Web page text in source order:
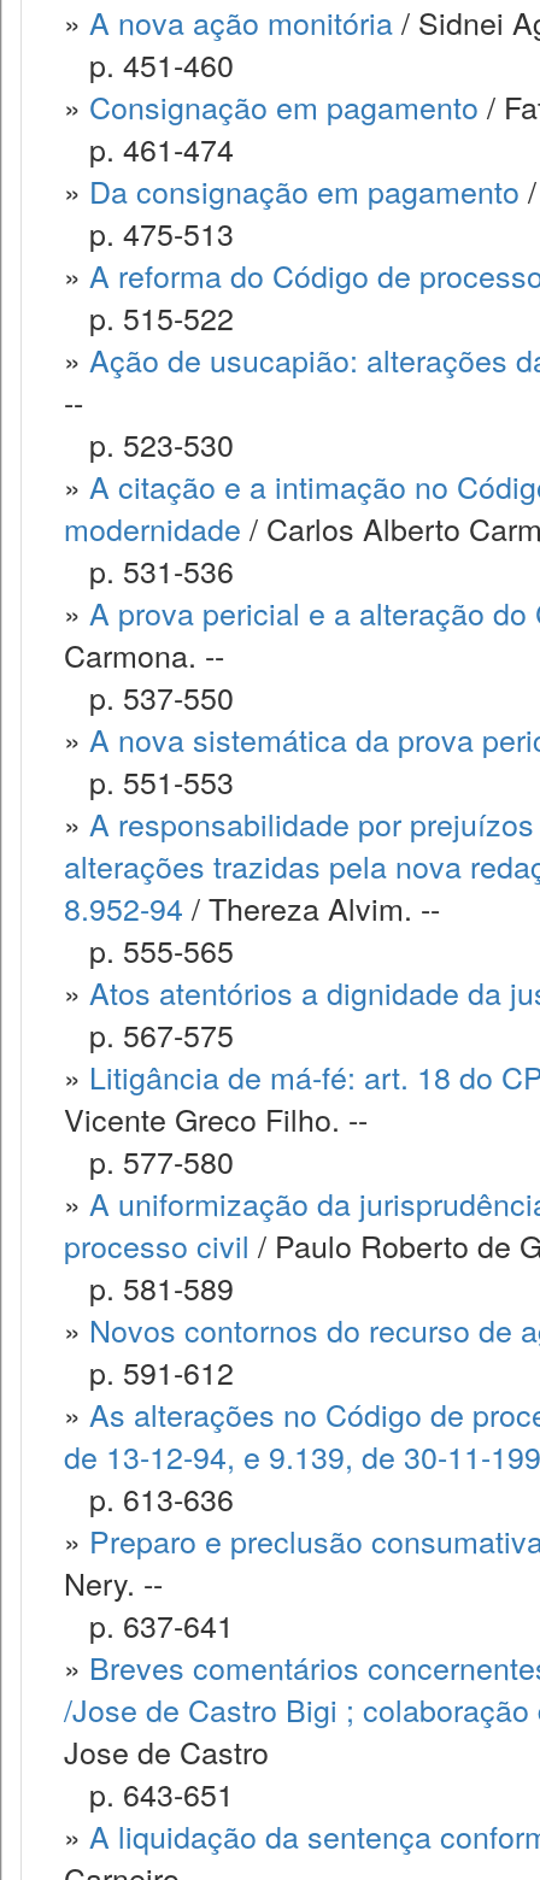
» A nova ação monitória/ Sidnei
p. 451-460
» Consignação em pagamento /
p. 461-474
» Da consignação em pagamento
p. 475-513
» A reforma do Código de
p. 515-522
» Ação de usucapião: alterações
--
p. 523-530
» A citação e a intimação no
modernidade / Carlos Alberto
p. 531-536
» A prova pericial e a alteração
Carmona. --
p. 537-550
» A nova sistemática da prova
p. 551-553
» A responsabilidade por
alterações trazidas pela nova
8.952-94 / Thereza Alvim. --
p. 555-565
» Atos atentórios a dignidade da
p. 567-575
» Litigância de má-fé: art. 18 do
Vicente Greco Filho. --
p. 577-580
» A uniformização da
processo civil / Paulo Roberto de
p. 581-589
» Novos contornos do recurso de
p. 591-612
» As alterações no Código de
de 13-12-94, e 9.139, de 30-11-
p. 613-636
» Preparo e preclusão
Nery. --
p. 637-641
» Breves comentários
/Jose de Castro Bigi ;
Jose de Castro
p. 643-651
» A liquidação da sentença